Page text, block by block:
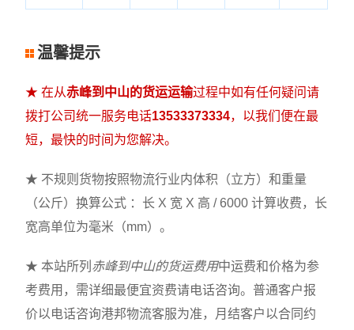
温馨提示
★ 在从赤峰到中山的货运运输过程中如有任何疑问请
拨打公司统一服务电话13533373334，以我们便在最
短，最快的时间为您解决。
★ 不规则货物按照物流行业内体积（立方）和重量
（公斤）换算公式 ：长 X 宽 X 高 / 6000 计算收费，长
宽高单位为毫米（mm）。
★ 本站所列 赤峰到中山的货运费用中运费和价格为参
考费用，需详细最便宜资费请电话咨询。普通客户报
价以电话咨询港邦物流客服为准，月结客户以合同约